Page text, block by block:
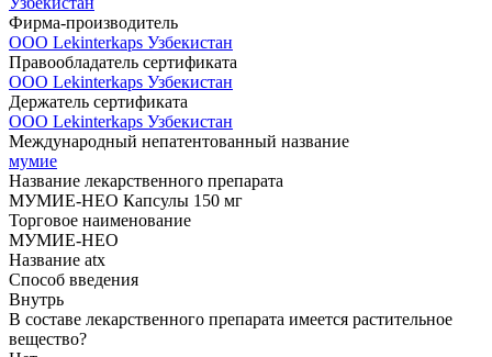
Фирма-производитель
ООО Lekinterkaps Узбекистан
Правообладатель сертификата
ООО Lekinterkaps Узбекистан
Держатель сертификата
ООО Lekinterkaps Узбекистан
Международный непатентованный название
мумие
Название лекарственного препарата
МУМИЕ-НЕО Капсулы 150 мг
Торговое наименование
МУМИЕ-НЕО
Название atx
Способ введения
Внутрь
В составе лекарственного препарата имеется растительное
вещество?